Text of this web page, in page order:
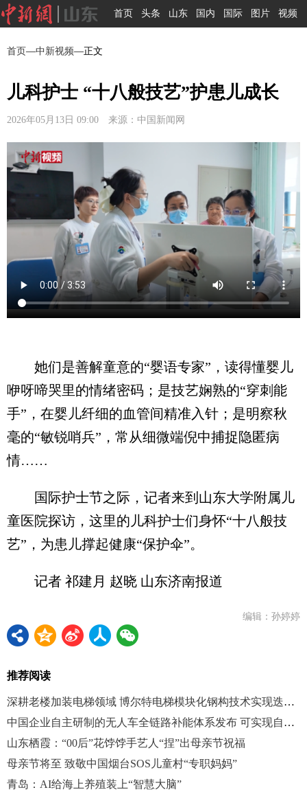
首页 头条 山东 国内 国际 图片 视频
首页—中新视频—正文
儿科护士 “十八般技艺”护患儿成长
2026年05月13日 09:00 来源：中国新闻网
她们是善解童意的“婴语专家”，读得懂婴儿
咿呀啼哭里的情绪密码；是技艺娴熟的“穿刺能
手”，在婴儿纤细的血管间精准入针；是明察秋
毫的“敏锐哨兵”，常从细微端倪中捕捉隐匿病
情……
国际护士节之际，记者来到山东大学附属儿
童医院探访，这里的儿科护士们身怀“十八般技
艺”，为患儿撑起健康“保护伞”。
记者 祁建月 赵晓 山东济南报道
编辑：孙婷婷
推荐阅读
深耕老楼加装电梯领域 博尔特电梯模块化钢构技术实现迭代升级
中国企业自主研制的无人车全链路补能体系发布 可实现自动充电
山东栖霞：“00后”花饽饽手艺人“捏”出母亲节祝福
母亲节将至 致敬中国烟台SOS儿童村“专职妈妈”
青岛：AI给海上养殖装上“智慧大脑”